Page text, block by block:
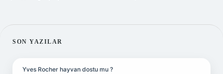
SIDEBAR
SON YAZILAR
Yves Rocher hayvan dostu mu ?